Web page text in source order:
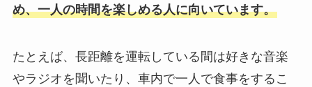
め、一人の時間を楽しめる人に向いています。
たとえば、長距離を運転している間は好きな音楽
やラジオを聞いたり、車内で一人で食事をするこ